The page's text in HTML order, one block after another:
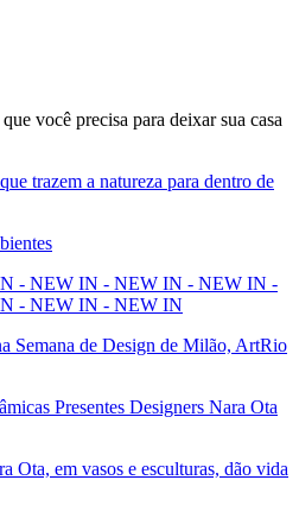
você precisa para deixar sua casa
trazem a natureza para dentro de
- NEW IN - NEW IN - NEW IN -
- NEW IN - NEW IN
Semana de Design de Milão, ArtRio
Presentes Designers Nara Ota
Ota, em vasos e esculturas, dão vida